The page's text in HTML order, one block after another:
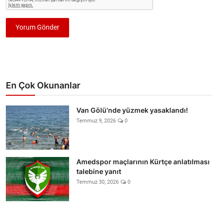
Yorum Gönder
En Çok Okunanlar
Van Gölü'nde yüzmek yasaklandı!
Temmuz 9, 2026 0
Amedspor maçlarının Kürtçe anlatılması
talebine yanıt
Temmuz 30, 2026 0